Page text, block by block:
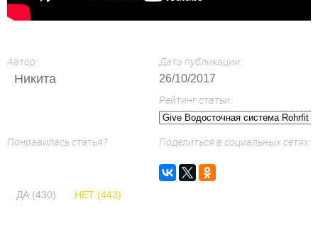
Автор:
Никита
Дата публикации:
26/10/2017
Рейтинг статьи:
Понравилась статья?
ДА (430) НЕТ (443)
Поделиться в социальных сетях: